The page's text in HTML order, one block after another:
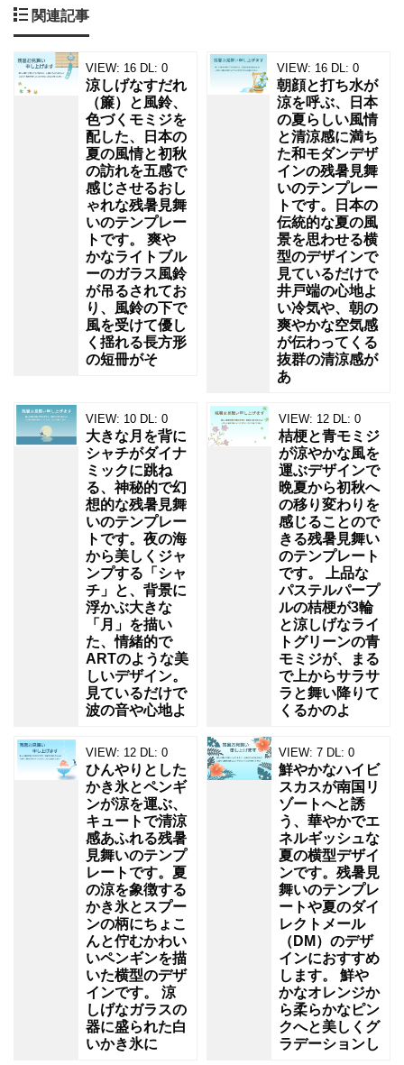
茎
の
足
元
関連記事
VIEW: 16 DL: 0
涼しげなすだれ
（簾）と風鈴、
色づくモミジを
配した、日本の
夏の風情と初秋
の訪れを五感で
感じさせるおし
ゃれな残暑見舞
いのテンプレー
トです。 爽や
かなライトブル
ーのガラス風鈴
が吊るされてお
り、風鈴の下で
風を受けて優し
く揺れる長方形
の短冊がそ
VIEW: 16 DL: 0
朝顔と打ち水が
涼を呼ぶ、日本
の夏らしい風情
と清涼感に満ち
た和モダンデザ
インの残暑見舞
いのテンプレー
トです。日本の
伝統的な夏の風
景を思わせる横
型のデザインで
見ているだけで
井戸端の心地よ
い冷気や、朝の
爽やかな空気感
が伝わってくる
抜群の清涼感が
あ
VIEW: 10 DL: 0
大きな月を背に
シャチがダイナ
ミックに跳ね
る、神秘的で幻
想的な残暑見舞
いのテンプレー
トです。夜の海
から美しくジャ
ンプする「シャ
チ」と、背景に
浮かぶ大きな
「月」を描い
た、情緒的で
ARTのような美
しいデザイン。
見ているだけで
波の音や心地よ
VIEW: 12 DL: 0
桔梗と青モミジ
が涼やかな風を
運ぶデザインで
晩夏から初秋へ
の移り変わりを
感じることので
きる残暑見舞い
のテンプレート
です。 上品な
パステルパープ
ルの桔梗が3輪
と涼しげなライ
トグリーンの青
モミジが、まる
で上からサラサ
ラと舞い降りて
くるかのよ
VIEW: 12 DL: 0
ひんやりとした
かき氷とペンギ
ンが涼を運ぶ、
キュートで清涼
感あふれる残暑
見舞いのテンプ
レートです。夏
の涼を象徴する
かき氷とスプー
ンの柄にちょこ
んと佇むかわい
いペンギンを描
いた横型のデザ
インです。 涼
しげなガラスの
器に盛られた白
いかき氷に
VIEW: 7 DL: 0
鮮やかなハイビ
スカスが南国リ
ゾートへと誘
う、華やかでエ
ネルギッシュな
夏の横型デザイ
ンです。残暑見
舞いのテンプレ
ートや夏のダイ
レクトメール
（DM）のデザ
インにおすすめ
します。 鮮や
かなオレンジか
ら柔らかなピン
クへと美しくグ
ラデーションし